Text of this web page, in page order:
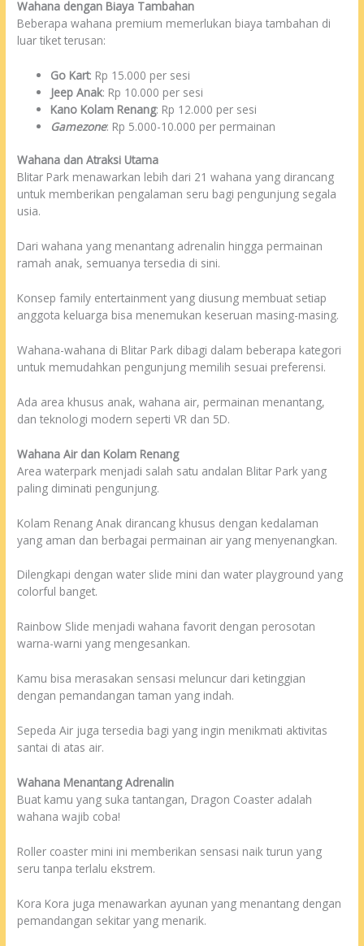
Wahana dengan Biaya Tambahan
Beberapa wahana premium memerlukan biaya tambahan di
luar tiket terusan:
Go Kart: Rp 15.000 per sesi
Jeep Anak: Rp 10.000 per sesi
Kano Kolam Renang: Rp 12.000 per sesi
Gamezone: Rp 5.000-10.000 per permainan
Wahana dan Atraksi Utama
Blitar Park menawarkan lebih dari 21 wahana yang dirancang
untuk memberikan pengalaman seru bagi pengunjung segala
usia.
Dari wahana yang menantang adrenalin hingga permainan
ramah anak, semuanya tersedia di sini.
Konsep family entertainment yang diusung membuat setiap
anggota keluarga bisa menemukan keseruan masing-masing.
Wahana-wahana di Blitar Park dibagi dalam beberapa kategori
untuk memudahkan pengunjung memilih sesuai preferensi.
Ada area khusus anak, wahana air, permainan menantang,
dan teknologi modern seperti VR dan 5D.
Wahana Air dan Kolam Renang
Area waterpark menjadi salah satu andalan Blitar Park yang
paling diminati pengunjung.
Kolam Renang Anak dirancang khusus dengan kedalaman
yang aman dan berbagai permainan air yang menyenangkan.
Dilengkapi dengan water slide mini dan water playground yang
colorful banget.
Rainbow Slide menjadi wahana favorit dengan perosotan
warna-warni yang mengesankan.
Kamu bisa merasakan sensasi meluncur dari ketinggian
dengan pemandangan taman yang indah.
Sepeda Air juga tersedia bagi yang ingin menikmati aktivitas
santai di atas air.
Wahana Menantang Adrenalin
Buat kamu yang suka tantangan, Dragon Coaster adalah
wahana wajib coba!
Roller coaster mini ini memberikan sensasi naik turun yang
seru tanpa terlalu ekstrem.
Kora Kora juga menawarkan ayunan yang menantang dengan
pemandangan sekitar yang menarik.